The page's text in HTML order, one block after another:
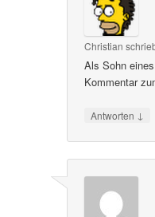
Christian
Als Sohn
Kommentar
Antworten ↓